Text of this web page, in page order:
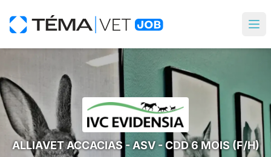
ALLIAVET ACCACIAS - ASV - CDD 6 MOIS (F/H)